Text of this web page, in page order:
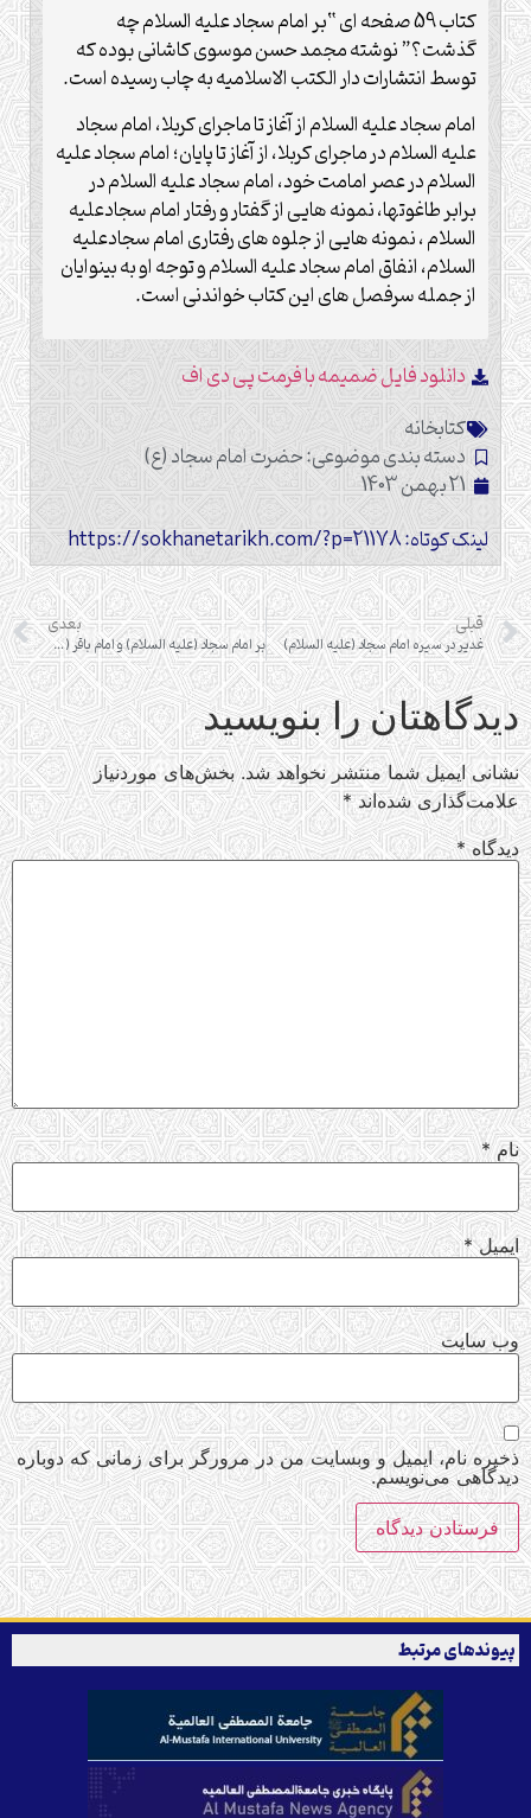
کتاب 59 صفحه ای “بر امام سجاد علیه السلام چه
گذشت؟” نوشته مجمد حسن موسوی کاشانی بوده که
توسط انتشارات دار الکتب الاسلامیه به چاب رسیده است.
امام سجاد علیه السلام از آغاز تا ماجرای كربلا، امام سجاد
علیه السلام در ماجرای كربلا، از آغاز تا پایان؛ امام سجاد علیه
السلام در عصر امامت خود، امام سجاد علیه السلام در
برابر طاغوتها، نمونه هایی از گفتار و رفتار امام سجادعلیه
السلام ، نمونه هایی از جلوه های رفتاری امام سجادعلیه
السلام، انفاق امام سجاد علیه السلام و توجه او به بینوایان
از جمله سرفصل های این کتاب خواندنی است.
دانلود فایل ضمیمه با فرمت پی دی اف
کتابخانه
دسته بندی موضوعی:حضرت امام سجاد (ع)
21 بهمن 1403
لینک کوتاه: https://sokhanetarikh.com/?p=21178
قبلی
غدير در سيره امام سجاد (عليه السلام)
بعدی
بر امام سجاد (علیه السلام) و امام باقر (علیه السلام) چه گذشت؟
دیدگاهتان را بنویسید
نشانی ایمیل شما منتشر نخواهد شد. بخش‌های موردنیاز
علامت‌گذاری شده‌اند*
دیدگاه*
نام*
ایمیل*
وب‌ سایت
ذخیره نام، ایمیل و وبسایت من در مرورگر برای زمانی که دوباره
دیدگاهی می‌نویسم.
پیوندهای مرتبط